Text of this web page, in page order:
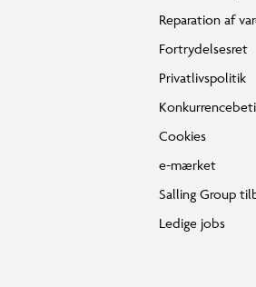
Reparation af
Fortrydelsesret
Privatlivspolitik
Cookies
e-mærket
Salling Group
Ledige jobs